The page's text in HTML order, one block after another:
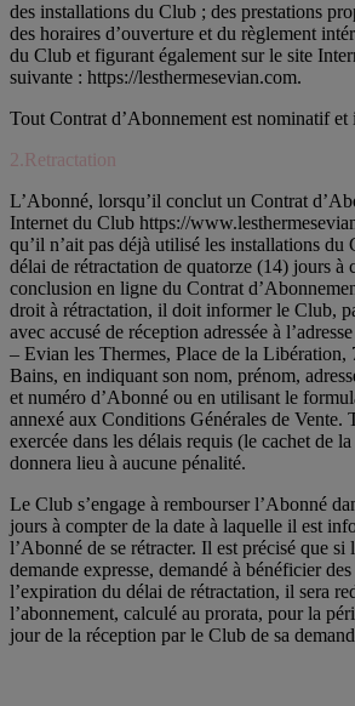
des installations du Club ; des prestations
des horaires d’ouverture et du règlement
du Club et figurant également sur le site
suivante : https://lesthermesevian.com.
Tout Contrat d’Abonnement est nominatif et
2.Retractation
L’Abonné, lorsqu’il conclut un Contrat
Internet du Club https://
qu’il n’ait pas déjà utilisé les installations du
délai de rétractation de quatorze (14) jours à
conclusion en ligne du Contrat
droit à rétractation, il doit informer le Club,
avec accusé de réception adressée à
– Evian les Thermes, Place de la Libération,
Bains, en indiquant son nom, prénom,
et numéro d’Abonné ou en utilisant le
annexé aux Conditions Générales de Vente.
exercée dans les délais requis (le cachet de
donnera lieu à aucune pénalité.
Le Club s’engage à rembourser l’Abonné
jours à compter de la date à laquelle il est
l’Abonné de se rétracter. Il est précisé que si
demande expresse, demandé à bénéficier
l’expiration du délai de rétractation, il sera
l’abonnement, calculé au prorata, pour la
jour de la réception par le Club de sa